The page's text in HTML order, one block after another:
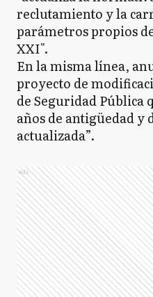
reclutamiento y la
parámetros propios
XXI".
En la misma línea,
proyecto de
de Seguridad Pública
años de antigüedad y
actualizada”.
Ads